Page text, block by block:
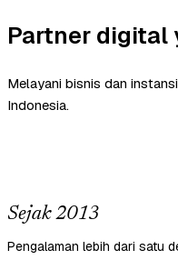
Partner digital
Melayani bisnis dan
Indonesia.
Sejak 2013
Pengalaman lebih dari satu